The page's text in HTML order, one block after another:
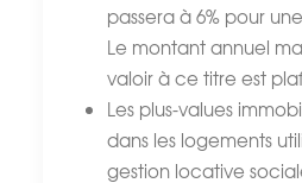
passera à 6% pour
Le montant annuel
valoir à ce titre est
Les plus-values
dans les logements
gestion locative